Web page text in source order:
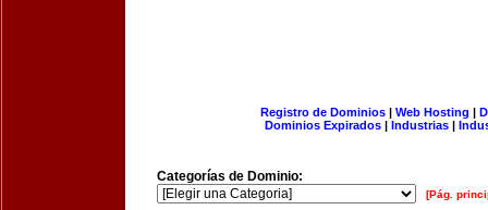
Registro de Dominios| Web Hosting |
Dominios Expirados | Industrias |
Categorías de Dominio:
[Pág.